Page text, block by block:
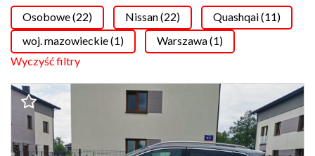
Osobowe (22) Nissan (22)
Quashqai (11)
woj. mazowieckie (1)
Warszawa (1)
Wyczyść filtry